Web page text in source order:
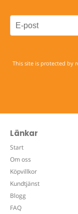
This site is protected by
Länkar
Start
Om oss
Köpvillkor
Kundtjänst
Blogg
FAQ